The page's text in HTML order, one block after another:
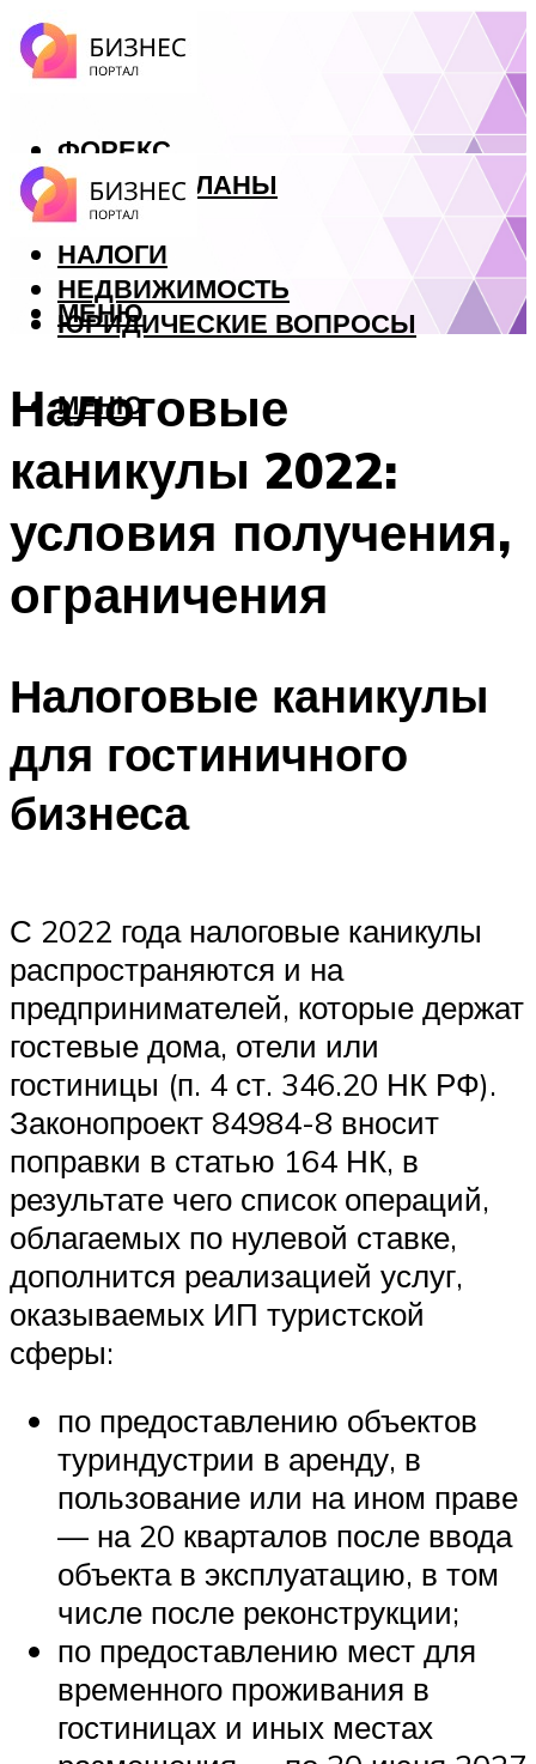
ФОРЕКС
БИЗНЕС ПЛАНЫ
КРЕДИТЫ
НАЛОГИ
НЕДВИЖИМОСТЬ
ЮРИДИЧЕСКИЕ ВОПРОСЫ
МЕНЮ
МЕНЮ
Налоговые
каникулы 2022:
условия получения,
ограничения
Налоговые каникулы
для гостиничного
бизнеса
С 2022 года налоговые каникулы
распространяются и на
предпринимателей, которые держат
гостевые дома, отели или
гостиницы (п. 4 ст. 346.20 НК РФ).
Законопроект 84984-8 вносит
поправки в статью 164 НК, в
результате чего список операций,
облагаемых по нулевой ставке,
дополнится реализацией услуг,
оказываемых ИП туристской
сферы:
по предоставлению объектов
туриндустрии в аренду, в
пользование или на ином праве
— на 20 кварталов после ввода
объекта в эксплуатацию, в том
числе после реконструкции;
по предоставлению мест для
временного проживания в
гостиницах и иных местах